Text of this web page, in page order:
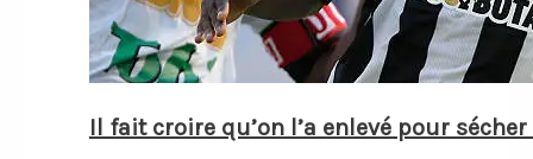
Il fait croire qu’on l’a enlevé pour